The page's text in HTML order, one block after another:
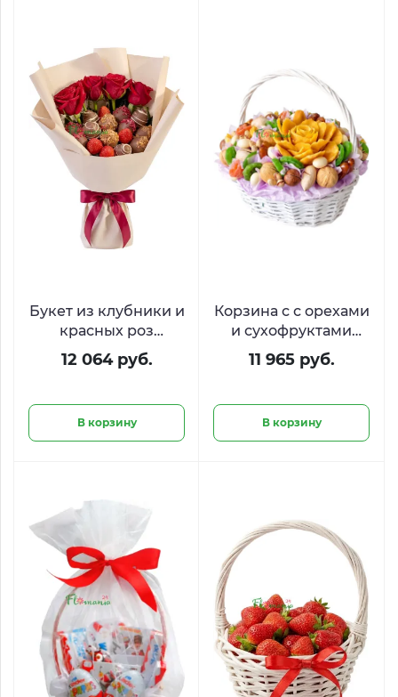
Букет из клубники и
красных роз
«Эликсир любви»
12 064 руб.
В корзину
Корзина с с орехами
и сухофруктами
«Караванный путь»
11 965 руб.
В корзину